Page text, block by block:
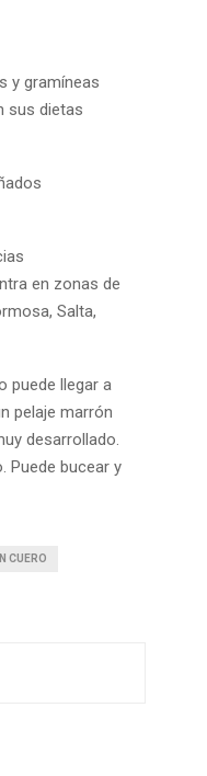
y gramíneas
sus dietas
en zonas de
Salta,
puede llegar a
pelaje marrón
desarrollado.
Puede bucear y
CUERO